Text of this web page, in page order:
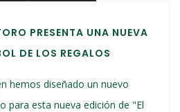
PRESENTA UNA NUEVA
DE LOS REGALOS
hemos diseñado un nuevo
para esta nueva edición de "El